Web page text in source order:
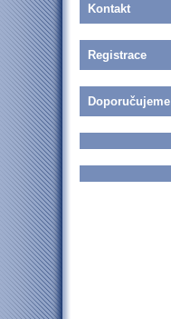
Kontakt
Registrace
Doporučujeme